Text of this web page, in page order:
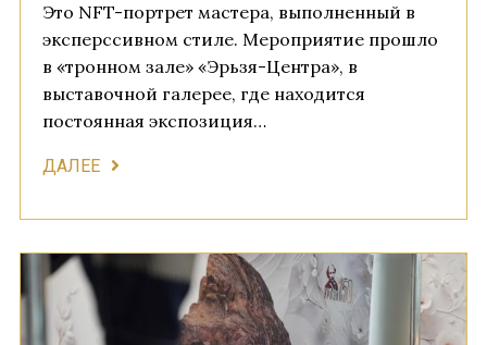
Это NFT-портрет мастера, выполненный в
эксперссивном стиле. Мероприятие прошло
в «тронном зале» «Эрьзя-Центра», в
выставочной галерее, где находится
постоянная экспозиция…
ДАЛЕЕ